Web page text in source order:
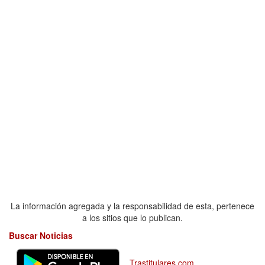
La información agregada y la responsabilidad de esta, pertenece
a los sitios que lo publican.
Buscar Noticias
Trastitulares.com